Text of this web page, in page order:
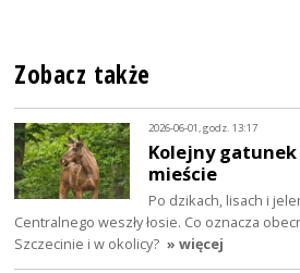
Zobacz także
2026-06-01, godz. 13:17
Kolejny
mieście
Po dzikach, lisach i
Centralnego weszły łosie. Co oznacza
Szczecinie i w okolicy? » więcej